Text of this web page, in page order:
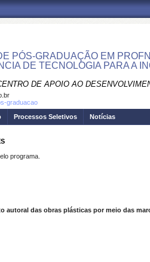
PÓS-GRADUAÇÃO EM
DE TECNOLOGIA PARA A
DE APOIO AO
graduacao
Processos Seletivos Notícias
programa.
autoral das obras plásticas por meio das